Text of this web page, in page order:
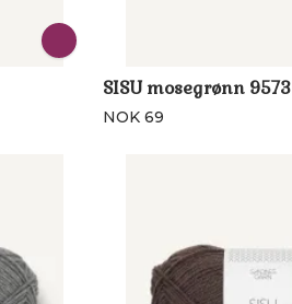
SISU mosegrønn 9573
NOK 69